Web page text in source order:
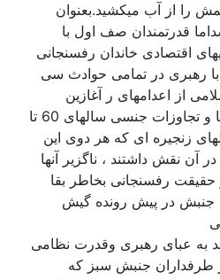
را از آب میکشید.بعنوان
قدرتمندان صف اول با
اقتصادی خاندان رفسنجانی
رهبری در تمامی حوادث سی
از اعدامهای ر آغازین
حکومت اسلامی تا اعدامها و تجاوزات جنسی سالهای 60 تا
زنجیره ای که هر دوی این
آن نقش داشتند ، ناگزیر آنها
رفسنجانی بخاطر بقا
جنبش در پیش رونده گیش
به عبای رهبری وقدرت نظامی
طرفداران جنبش سبز که